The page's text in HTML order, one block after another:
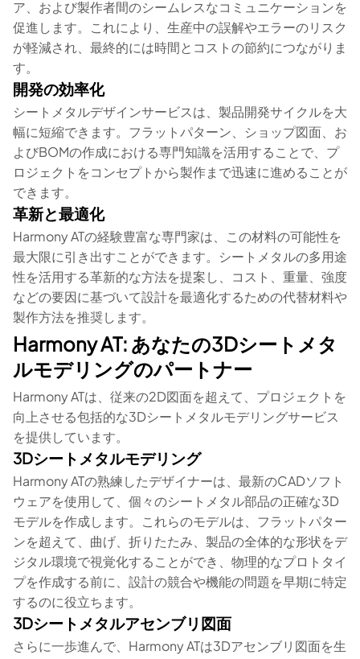
ア、および製作者間のシームレスなコミュニケーションを
促進します。これにより、生産中の誤解やエラーのリスク
が軽減され、最終的には時間とコストの節約につながりま
す。
開発の効率化
シートメタルデザインサービスは、製品開発サイクルを大
幅に短縮できます。フラットパターン、ショップ図面、お
よびBOMの作成における専門知識を活用することで、プ
ロジェクトをコンセプトから製作まで迅速に進めることが
できます。
革新と最適化
Harmony ATの経験豊富な専門家は、この材料の可能性を
最大限に引き出すことができます。シートメタルの多用途
性を活用する革新的な方法を提案し、コスト、重量、強度
などの要因に基づいて設計を最適化するための代替材料や
製作方法を推奨します。
Harmony AT: あなたの3Dシートメタ
ルモデリングのパートナー
Harmony ATは、従来の2D図面を超えて、プロジェクトを
向上させる包括的な3Dシートメタルモデリングサービス
を提供しています。
3Dシートメタルモデリング
Harmony ATの熟練したデザイナーは、最新のCADソフト
ウェアを使用して、個々のシートメタル部品の正確な3D
モデルを作成します。これらのモデルは、フラットパター
ンを超えて、曲げ、折りたたみ、製品の全体的な形状をデ
ジタル環境で視覚化することができ、物理的なプロトタイ
プを作成する前に、設計の競合や機能の問題を早期に特定
するのに役立ちます。
3Dシートメタルアセンブリ図面
さらに一歩進んで、Harmony ATは3Dアセンブリ図面を生